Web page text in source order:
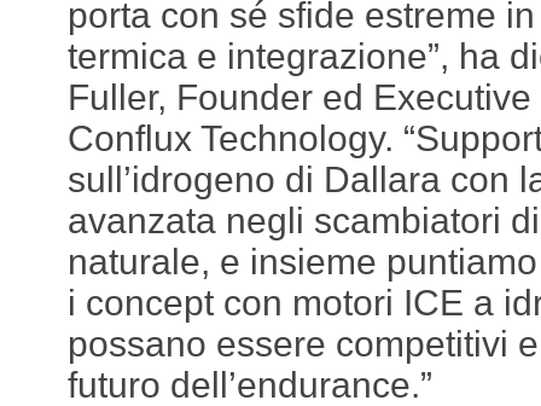
porta con sé sfide estreme
termica e integrazione”, ha
Fuller, Founder ed
Conflux Technology.
sull’idrogeno di Dallara con
avanzata negli scambiatori
naturale, e insieme
i concept con motori ICE a
possano essere competitivi
futuro dell’endurance.”